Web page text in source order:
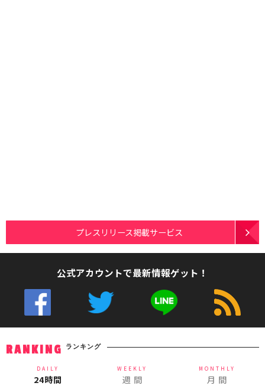
プレスリリース掲載サービス
公式アカウントで最新情報ゲット！
RANKING ランキング
DAILY
24時間
WEEKLY
週 間
MONTHLY
月 間